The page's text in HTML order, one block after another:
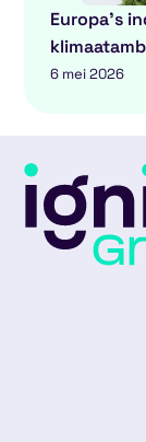
Europa’s
6 mei 2026